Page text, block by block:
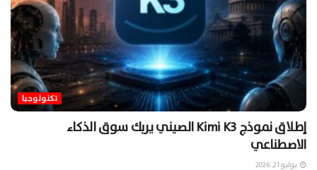
تكنولوجيا
إطلاق نموذج Kimi K3 الصيني يربك سوق الذكاء
الاصطناعي
يوليو 21, 2026